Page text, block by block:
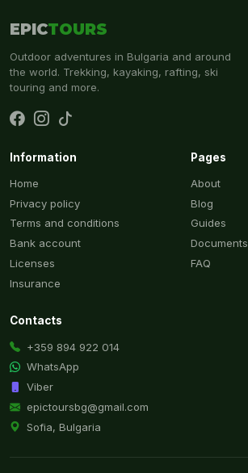
EPICTOURS
Outdoor adventures in Bulgaria and around
the world. Trekking, kayaking, rafting, ski
touring and more.
Information
Home
Privacy policy
Terms and conditions
Bank account
Licenses
Insurance
Pages
About
Blog
Guides
Documents
FAQ
Contacts
+359 894 922 014
WhatsApp
Viber
epictoursbg@gmail.com
Sofia, Bulgaria